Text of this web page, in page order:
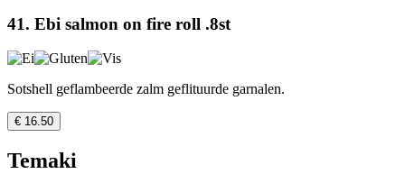
41. Ebi salmon on fire roll .8st
Sotshell geflambeerde zalm geflituurde garnalen.
€ 16.50
Temaki